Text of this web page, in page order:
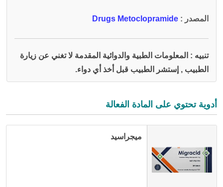
المصدر : Drugs Metoclopramide
تنبيه : المعلومات الطبية والدوائية المقدمة لا تغني عن زيارة
الطبيب , إستشر الطبيب قبل أخذ أي دواء.
أدوية تحتوي على المادة الفعالة
ميجراسيد